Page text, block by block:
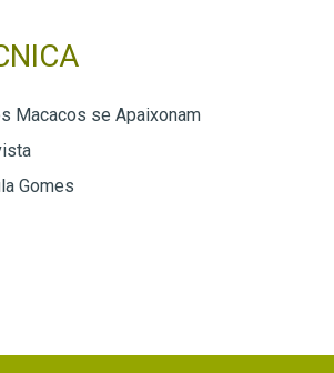
Macacos se Apaixonam
Gomes